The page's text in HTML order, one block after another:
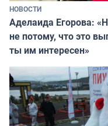
НОВОСТИ
Аделаида Егорова:
не потому, что это
ты им интересен»